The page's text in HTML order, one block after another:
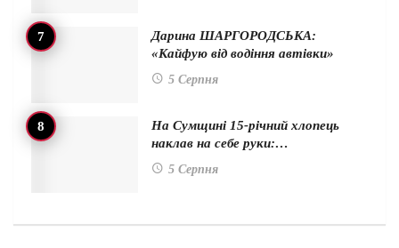
Дарина ШАРГОРОДСЬКА:
«Кайфую від водіння автівки»
5 Серпня
На Сумщині 15-річний хлопець
наклав на себе руки:…
5 Серпня